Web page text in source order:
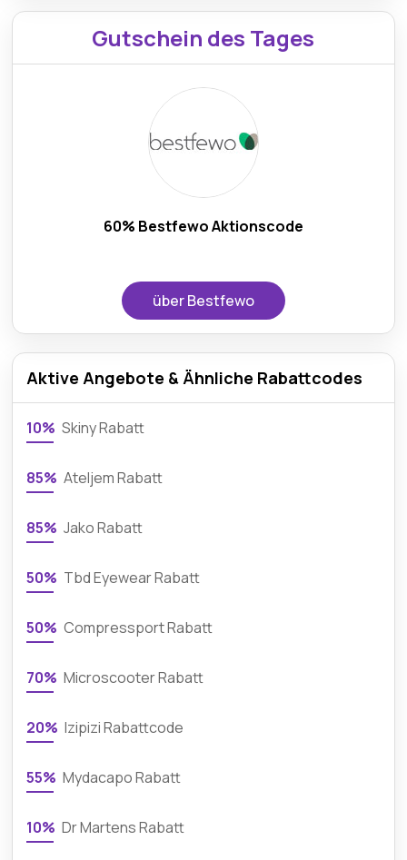
Gutschein des Tages
60% Bestfewo Aktionscode
über Bestfewo
Aktive Angebote & Ähnliche Rabattcodes
10% Skiny Rabatt
85% Ateljem Rabatt
85% Jako Rabatt
50% Tbd Eyewear Rabatt
50% Compressport Rabatt
70% Microscooter Rabatt
20% Izipizi Rabattcode
55% Mydacapo Rabatt
10% Dr Martens Rabatt